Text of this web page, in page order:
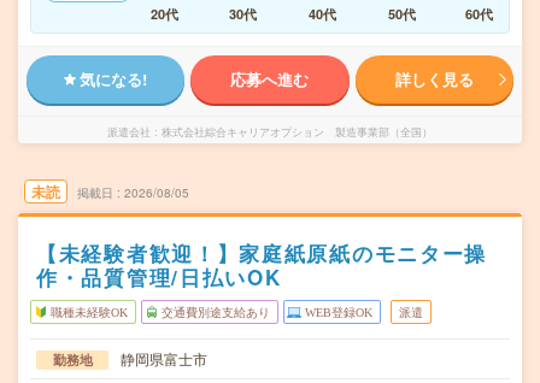
20代
30代 40代 50代 60代
気になる! 応募へ進む 詳しく見る
派遣会社 株式会社綜合キャリアオプション 製造事業部（全国）
未読 掲載日 2026/08/05
【未経験者歓迎！】家庭紙原紙のモニター操
作・品質管理/日払いOK
職種未経験OK 交通費別途支給あり WEB登録OK 派遣
勤務地 静岡県富士市